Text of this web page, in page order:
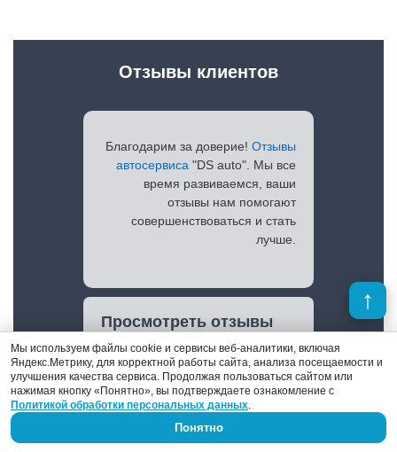
Благодарим за доверие! Отзывы
автосервиса "DS auto". Мы все
время развиваемся, ваши
отзывы нам помогают
совершенствоваться и стать
лучше.
Просмотреть отзывы
Отзывы клиентов
Мы используем файлы cookie и сервисы веб-аналитики, включая
Яндекс.Метрику, для корректной работы сайта, анализа посещаемости и
улучшения качества сервиса. Продолжая пользоваться сайтом или
нажимая кнопку «Понятно», вы подтверждаете ознакомление с
Политикой обработки персональных данных.
Понятно